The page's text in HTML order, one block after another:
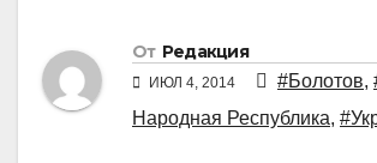
От Редакция
ИЮЛ 4, 2014 #Болотов,
Народная Республика,